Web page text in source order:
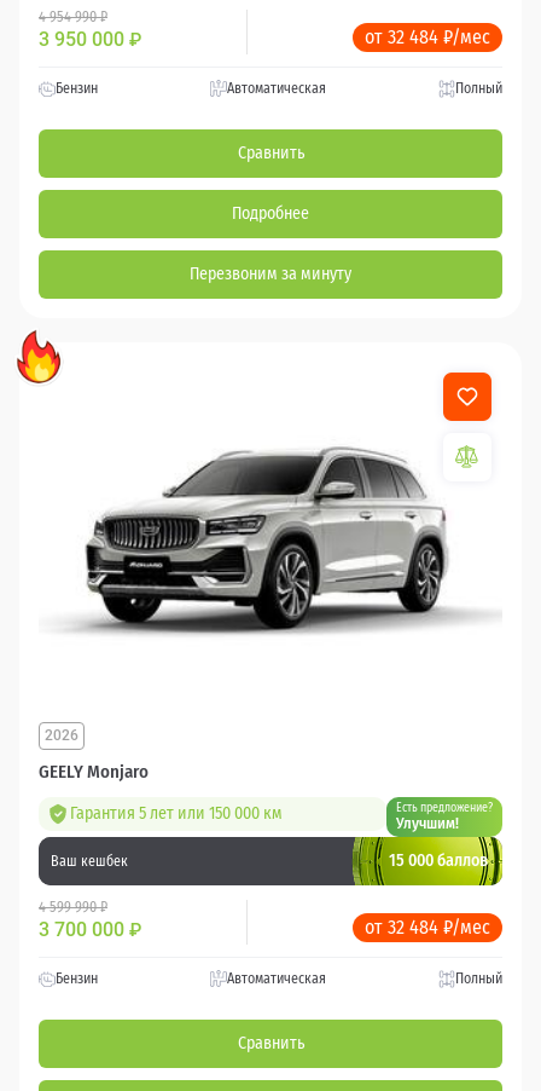
4 954 990 ₽
3 950 000 ₽ от 32 484 ₽/мес
Бензин Автоматическая Полный
Сравнить
Подробнее
Перезвоним за минуту
GEELY Monjaro
2026
Гарантия 5 лет или 150 000 км Есть предложение?
Улучшим!
Ваш кешбек 15 000 баллов
4 599 990 ₽
3 700 000 ₽ от 32 484 ₽/мес
Бензин Автоматическая Полный
Сравнить